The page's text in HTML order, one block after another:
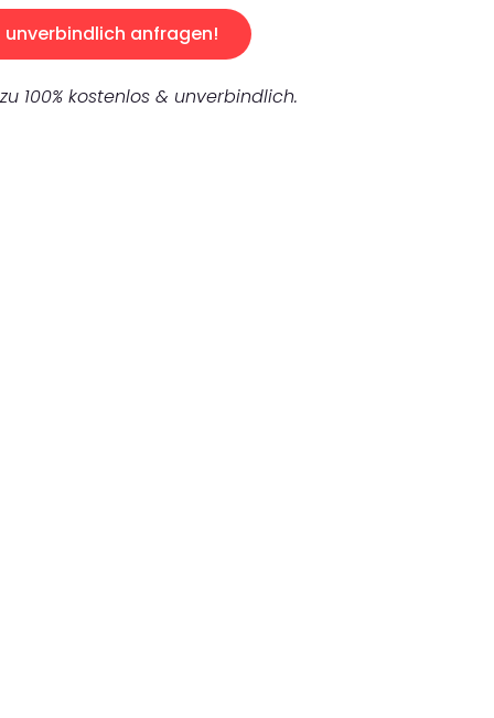
unverbindlich anfragen!
100% kostenlos & unverbindlich.